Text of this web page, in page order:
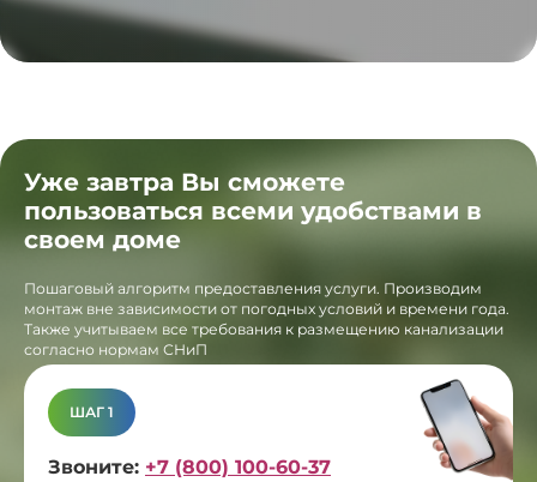
Уже завтра Вы сможете
пользоваться всеми удобствами в
своем доме
Пошаговый алгоритм предоставления услуги. Производим
монтаж вне зависимости от погодных условий и времени года.
Также учитываем все требования к размещению канализации
согласно нормам СНиП
ШАГ 1
Звоните: +7 (800) 100-60-37